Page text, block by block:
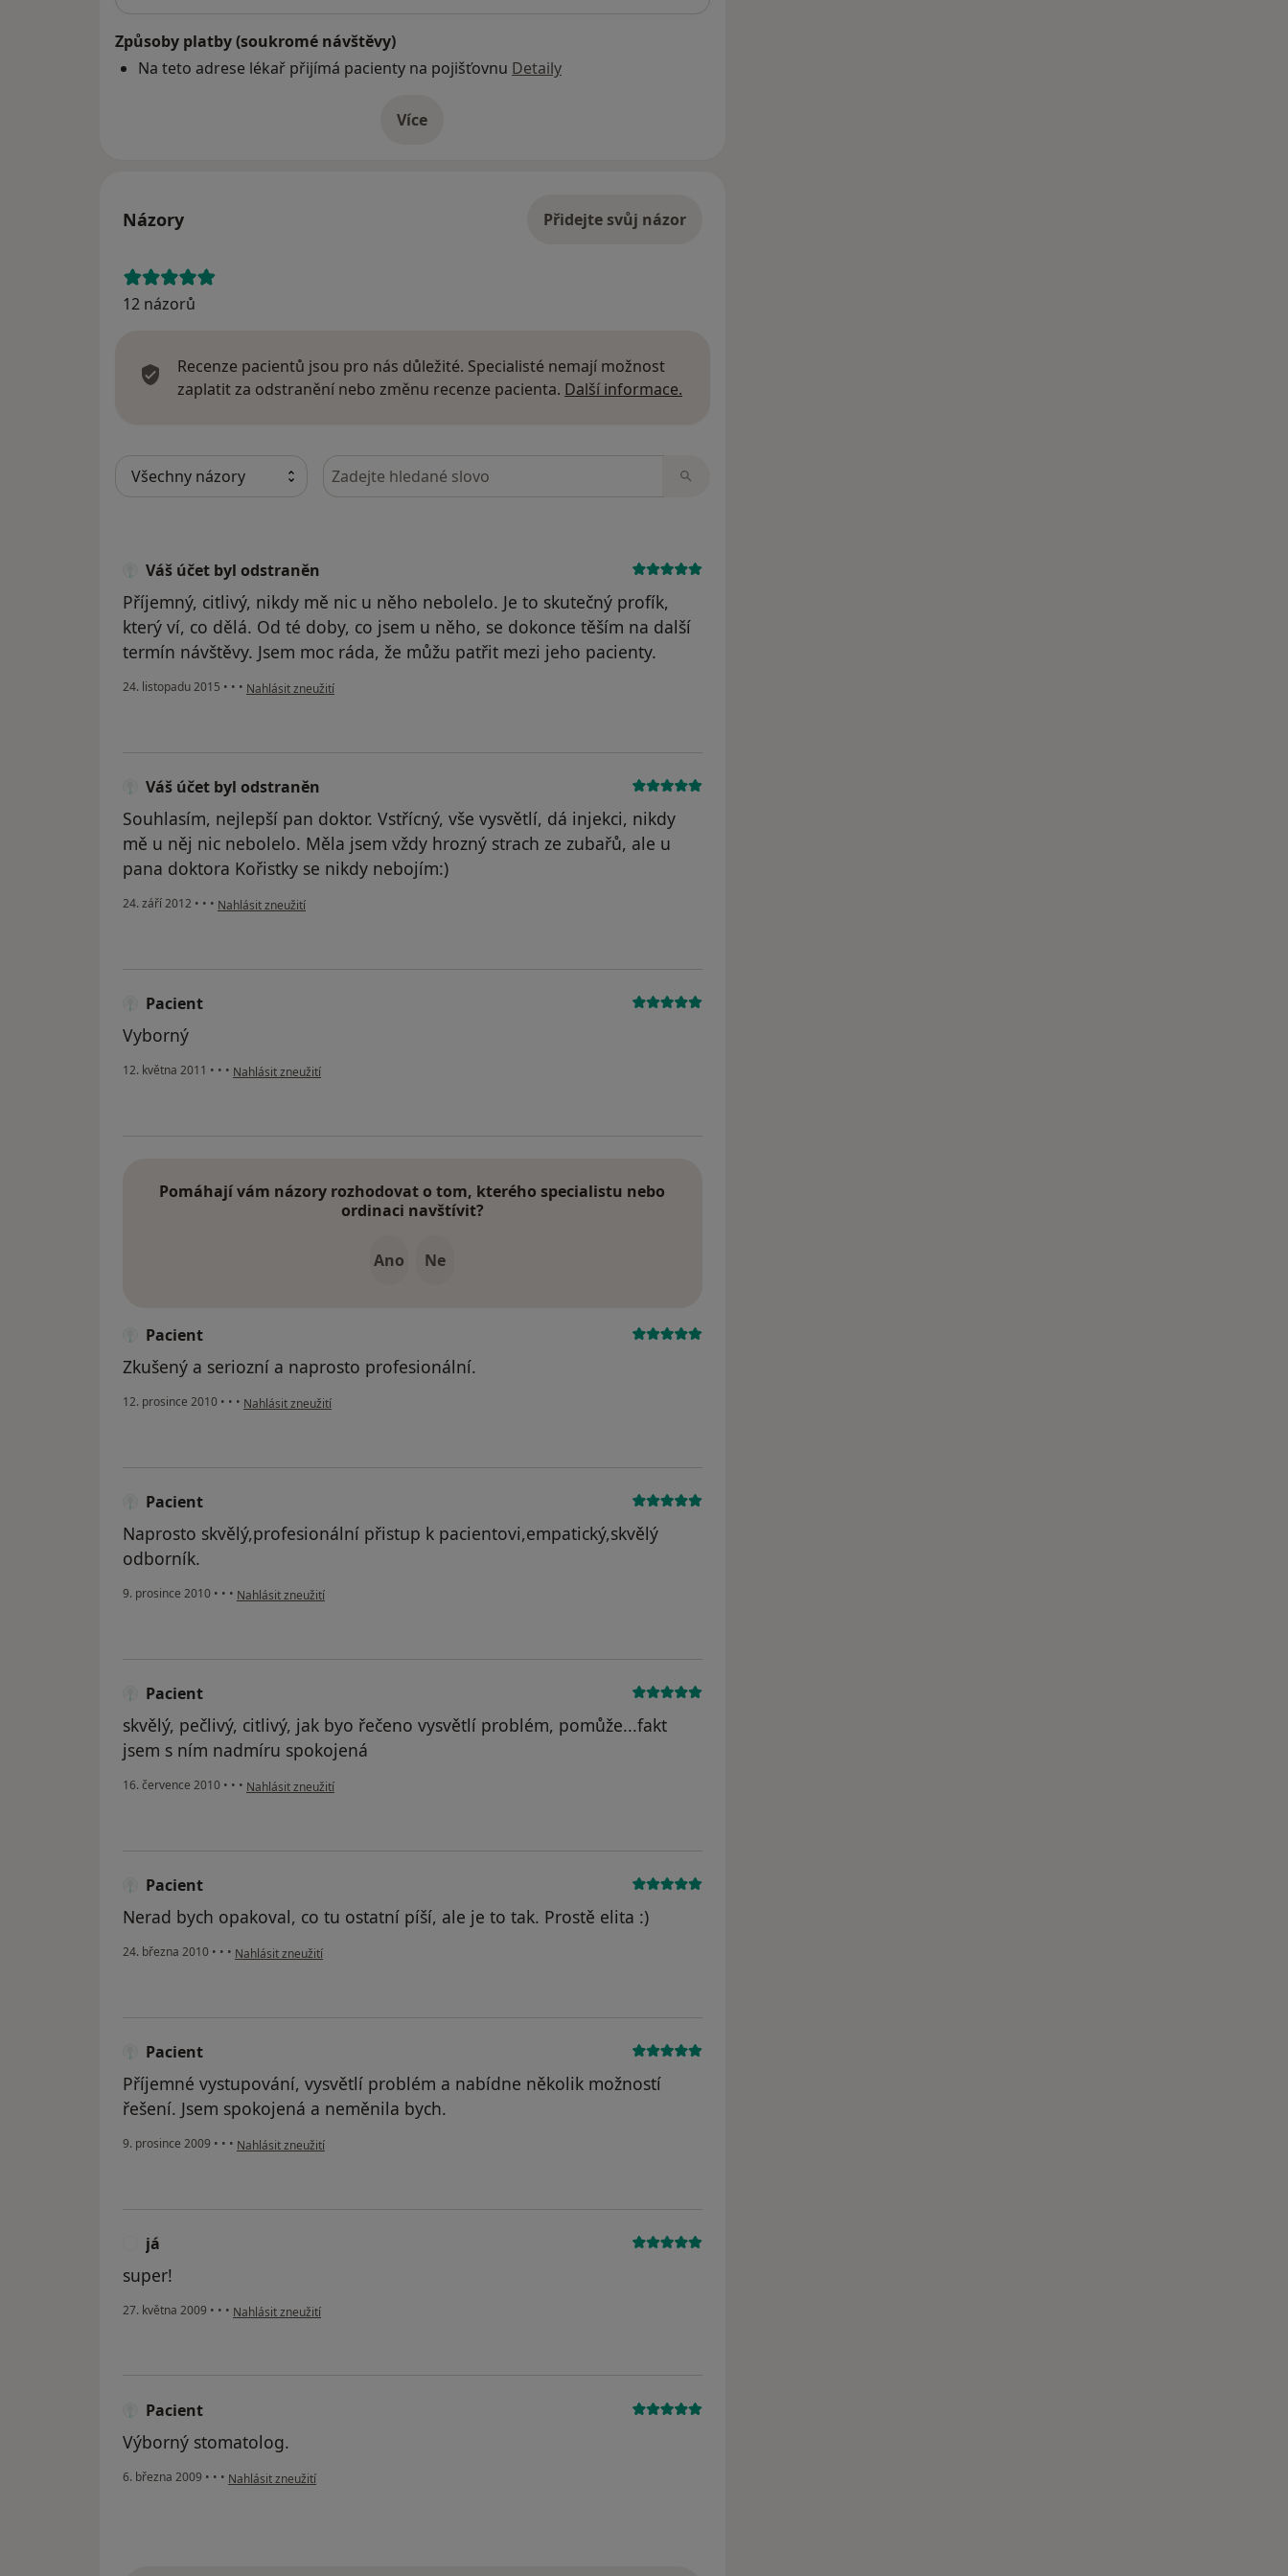
Způsoby platby (soukromé návštěvy)
Na teto adrese lékař přijímá pacienty na pojišťovnu Detaily
Víceo adrese
Názory Přidejte svůj názor
12 názorů
Recenze pacientů jsou pro nás důležité. Specialisté nemají možnost
zaplatit za odstranění nebo změnu recenze pacienta. Další informace.
Hledejte v názorech
Váš účet byl odstraněn
Příjemný, citlivý, nikdy mě nic u něho nebolelo. Je to skutečný profík,
který ví, co dělá. Od té doby, co jsem u něho, se dokonce těším na další
termín návštěvy. Jsem moc ráda, že můžu patřit mezi jeho pacienty.
24. listopadu 2015 • • • podle názoru uživatele Váš účet byl odstraněn
Nahlásit zneužití
Váš účet byl odstraněn
Souhlasím, nejlepší pan doktor. Vstřícný, vše vysvětlí, dá injekci, nikdy
mě u něj nic nebolelo. Měla jsem vždy hrozný strach ze zubařů, ale u
pana doktora Kořistky se nikdy nebojím:)
24. září 2012 • • • podle názoru uživatele Váš účet byl odstraněn
Nahlásit zneužití
Pacient
Vyborný
12. května 2011 • • • podle názoru uživatele Pacient
Nahlásit zneužití
Pomáhají vám názory rozhodovat o tom, kterého specialistu nebo
ordinaci navštívit?
Ano Ne
Pacient
Zkušený a seriozní a naprosto profesionální.
12. prosince 2010 • • • podle názoru uživatele Pacient
Nahlásit zneužití
Pacient
Naprosto skvělý,profesionální přistup k pacientovi,empatický,skvělý
odborník.
9. prosince 2010 • • • podle názoru uživatele Pacient
Nahlásit zneužití
Pacient
skvělý, pečlivý, citlivý, jak byo řečeno vysvětlí problém, pomůže...fakt
jsem s ním nadmíru spokojená
16. července 2010 • • • podle názoru uživatele Pacient
Nahlásit zneužití
Pacient
Nerad bych opakoval, co tu ostatní píší, ale je to tak. Prostě elita :)
24. března 2010 • • • podle názoru uživatele Pacient
Nahlásit zneužití
Pacient
Příjemné vystupování, vysvětlí problém a nabídne několik možností
řešení. Jsem spokojená a neměnila bych.
9. prosince 2009 • • • podle názoru uživatele Pacient
Nahlásit zneužití
já
super!
27. května 2009 • • • podle názoru uživatele já
Nahlásit zneužití
Pacient
Výborný stomatolog.
6. března 2009 • • • podle názoru uživatele Pacient
Nahlásit zneužití